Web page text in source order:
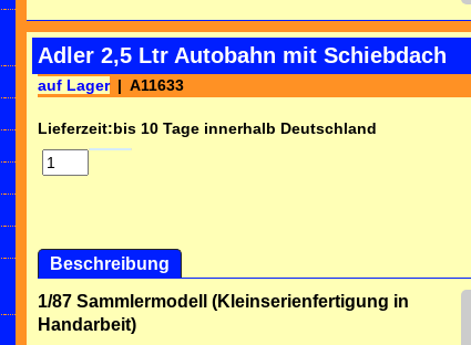
Adler 2,5 Ltr Autobahn mit Schiebdach
auf Lager A11633
Lieferzeit:bis 10 Tage innerhalb Deutschland
Beschreibung
1/87 Sammlermodell (Kleinserienfertigung in
Handarbeit)